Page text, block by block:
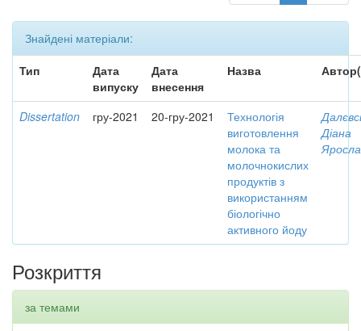
Знайдені матеріали:
Тип
Дата
випуску
Дата
внесення
Назва
Dissertation гру-2021 20-гру-2021
Технологія
виготовлення
молока та
молочнокислих
продуктів з
використанням
біологічно
активного йоду
Діана
Розкриття
за темами